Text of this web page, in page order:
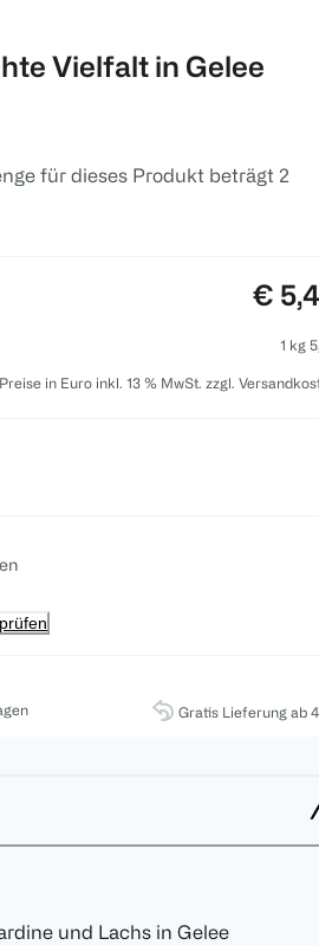
Vielfalt in Gelee
für dieses Produkt beträgt 2
€
1 kg
Preise in Euro inkl. 13 % MwSt. zzgl.
Gratis Lieferung ab
und Lachs in Gelee